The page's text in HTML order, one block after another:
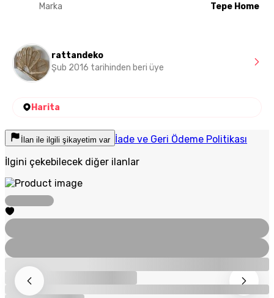
Marka Tepe Home
rattandeko
Şub 2016 tarihinden beri üye
Harita
İlan ile ilgili şikayetim var İade ve Geri Ödeme Politikası
İlgini çekebilecek diğer ilanlar